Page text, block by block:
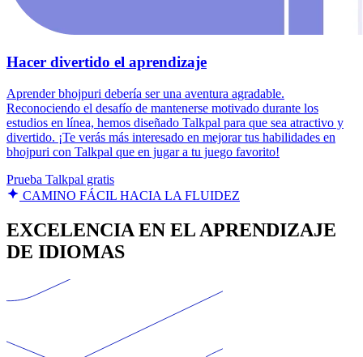
Hacer divertido el aprendizaje
Aprender bhojpuri debería ser una aventura agradable.
Reconociendo el desafío de mantenerse motivado durante los
estudios en línea, hemos diseñado Talkpal para que sea atractivo y
divertido. ¡Te verás más interesado en mejorar tus habilidades en
bhojpuri con Talkpal que en jugar a tu juego favorito!
Prueba Talkpal gratis
CAMINO FÁCIL HACIA LA FLUIDEZ
EXCELENCIA EN EL APRENDIZAJE
DE IDIOMAS